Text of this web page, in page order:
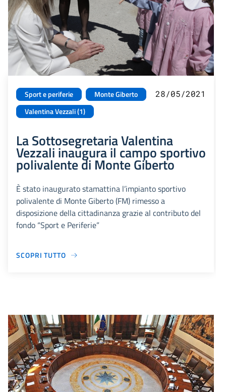
Sport e periferie
Monte Giberto
Valentina Vezzali (1)
28/05/2021
La Sottosegretaria Valentina
Vezzali inaugura il campo sportivo
polivalente di Monte Giberto
È stato inaugurato stamattina l’impianto sportivo
polivalente di Monte Giberto (FM) rimesso a
disposizione della cittadinanza grazie al contributo del
fondo “Sport e Periferie”
SCOPRI TUTTO